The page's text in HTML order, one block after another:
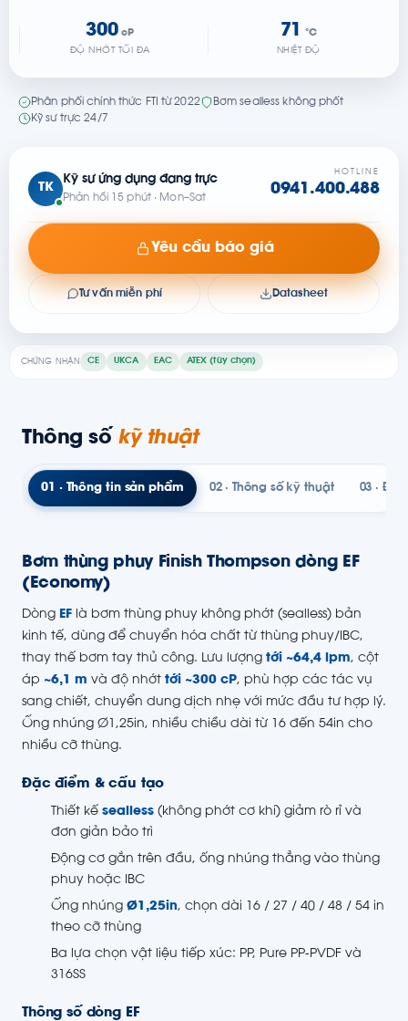
CHỨNG NHẬN CE UKCA EAC ATEX (tùy chọn)
300 cP
ĐỘ NHỚT TỐI ĐA
71 °C
NHIỆT ĐỘ
Phân phối chính thức FTI từ 2022
Bơm sealless không phốt
Kỹ sư trực 24/7
TK
Kỹ sư ứng dụng đang trực
Phản hồi 15 phút · Mon–Sat
HOTLINE
0941.400.488
Yêu cầu báo giá
Tư vấn miễn phí Datasheet
Thông số kỹ thuật
01 · Thông tin sản phẩm 02 · Thông số kỹ thuật 03 ·
Bơm thùng phuy Finish Thompson dòng EF
(Economy)
Dòng EF là bơm thùng phuy không phớt (sealless) bản
kinh tế, dùng để chuyển hóa chất từ thùng phuy/IBC,
thay thế bơm tay thủ công. Lưu lượng tới ~64,4 lpm, cột
áp ~6,1 m và độ nhớt tới ~300 cP, phù hợp các tác vụ
sang chiết, chuyển dung dịch nhẹ với mức đầu tư hợp lý.
Ống nhúng Ø1,25in, nhiều chiều dài từ 16 đến 54in cho
nhiều cỡ thùng.
Đặc điểm & cấu tạo
Thiết kế sealless (không phớt cơ khí) giảm rò rỉ và
đơn giản bảo trì
Động cơ gắn trên đầu, ống nhúng thẳng vào thùng
phuy hoặc IBC
Ống nhúng Ø1,25in, chọn dài 16 / 27 / 40 / 48 / 54 in
theo cỡ thùng
Ba lựa chọn vật liệu tiếp xúc: PP, Pure PP-PVDF và
316SS
Thông số dòng EF